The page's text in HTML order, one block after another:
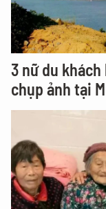
3 nữ du
chụp ảnh tại